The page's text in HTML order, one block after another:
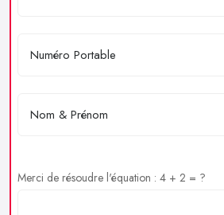
Merci de résoudre l'équation : 4 + 2 = ?